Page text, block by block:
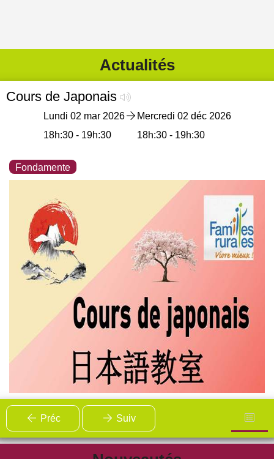
Actualités
Cours de Japonais
Lundi 02 mar 2026
18h:30 - 19h:30
Mercredi 02 déc 2026
18h:30 - 19h:30
Fondamente
Préc Suiv